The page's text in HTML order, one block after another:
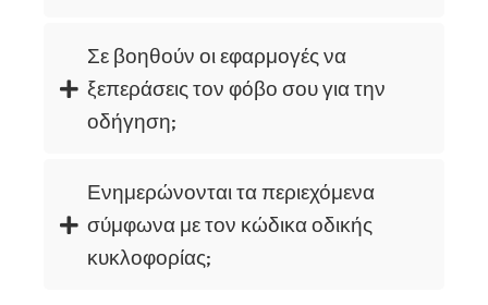
Σε βοηθούν οι εφαρμογές να
ξεπεράσεις τον φόβο σου για την
οδήγηση;
Ενημερώνονται τα περιεχόμενα
σύμφωνα με τον κώδικα οδικής
κυκλοφορίας;